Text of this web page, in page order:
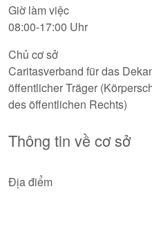
Giờ làm việc
08:00-17:00 Uhr
Chủ cơ sở
Caritasverband für das
öffentlicher Träger
des öffentlichen Rechts)
Thông tin về cơ sở
Địa điểm